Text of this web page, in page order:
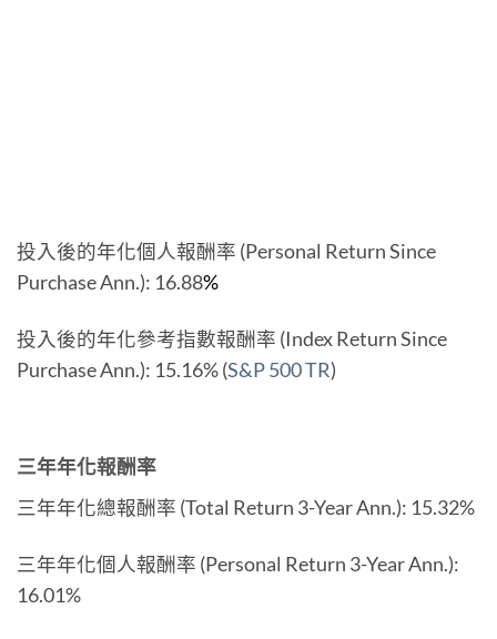
投入後的年化個人報酬率 (Personal Return Since
Purchase Ann.): 16.88%
投入後的年化參考指數報酬率 (Index Return Since
Purchase Ann.): 15.16% (S&P 500 TR)
三年年化報酬率
三年年化總報酬率 (Total Return 3-Year Ann.): 15.32%
三年年化個人報酬率 (Personal Return 3-Year Ann.):
16.01%